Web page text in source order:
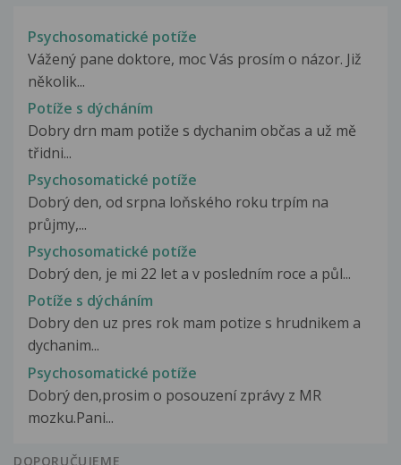
Psychosomatické potíže
Vážený pane doktore, moc Vás prosím o názor. Již
několik...
Potíže s dýcháním
Dobry drn mam potiže s dychanim občas a už mě
třidni...
Psychosomatické potíže
Dobrý den, od srpna loňského roku trpím na
průjmy,...
Psychosomatické potíže
Dobrý den, je mi 22 let a v posledním roce a půl...
Potíže s dýcháním
Dobry den uz pres rok mam potize s hrudnikem a
dychanim...
Psychosomatické potíže
Dobrý den,prosim o posouzení zprávy z MR
mozku.Pani...
DOPORUČUJEME